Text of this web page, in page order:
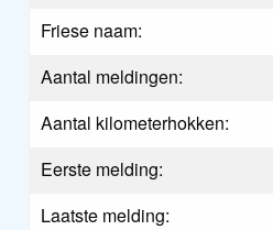
Friese naam:
Aantal meldingen:
Aantal kilometerhokken:
Eerste melding:
Laatste melding: